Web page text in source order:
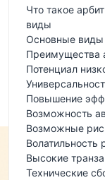
Что такое
виды
Основные
Преимущества
Потенциал
Повышение
Возможность
Возможные
Волатильность
Высокие
Технические